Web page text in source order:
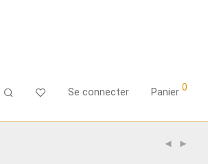
Se connecter Panier 0